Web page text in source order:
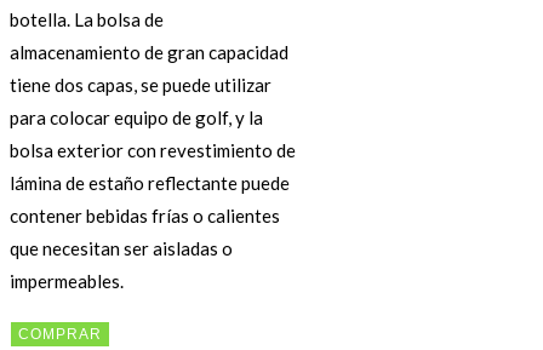
botella. La bolsa de
almacenamiento de gran capacidad
tiene dos capas, se puede utilizar
para colocar equipo de golf, y la
bolsa exterior con revestimiento de
lámina de estaño reflectante puede
contener bebidas frías o calientes
que necesitan ser aisladas o
impermeables.
COMPRAR